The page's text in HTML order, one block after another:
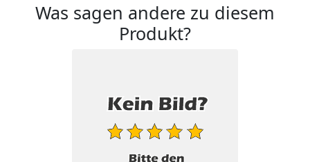
Was sagen andere zu diesem
Produkt?